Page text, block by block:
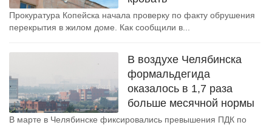
Прокуратура Копейска начала проверку по факту обрушения
перекрытия в жилом доме. Как сообщили в...
В воздухе Челябинска
формальдегида
оказалось в 1,7 раза
больше месячной нормы
В марте в Челябинске фиксировались превышения ПДК по